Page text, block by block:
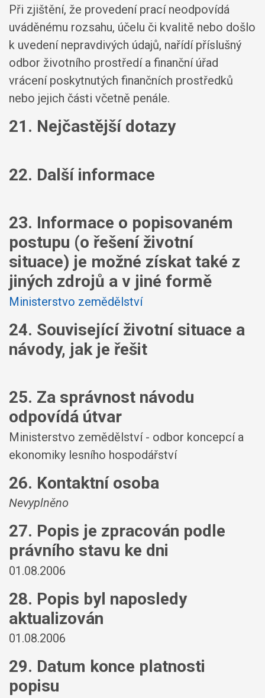
Při zjištění, že provedení prací neodpovídá
uváděnému rozsahu, účelu či kvalitě nebo došlo
k uvedení nepravdivých údajů, nařídí příslušný
odbor životního prostředí a finanční úřad
vrácení poskytnutých finančních prostředků
nebo jejich části včetně penále.
21. Nejčastější dotazy
22. Další informace
23. Informace o popisovaném
postupu (o řešení životní
situace) je možné získat také z
jiných zdrojů a v jiné formě
Ministerstvo zemědělství
24. Související životní situace a
návody, jak je řešit
25. Za správnost návodu
odpovídá útvar
Ministerstvo zemědělství - odbor koncepcí a
ekonomiky lesního hospodářství
26. Kontaktní osoba
Nevyplněno
27. Popis je zpracován podle
právního stavu ke dni
01.08.2006
28. Popis byl naposledy
aktualizován
01.08.2006
29. Datum konce platnosti
popisu